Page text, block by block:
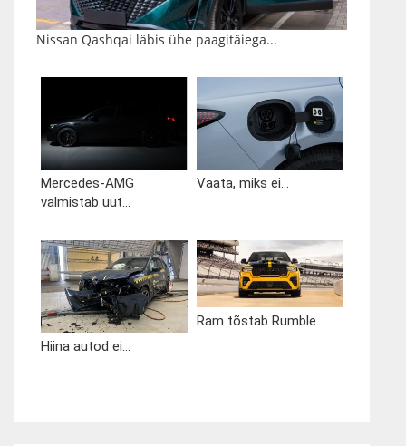
Nissan Qashqai läbis ühe paagitäiega...
Mercedes-AMG
valmistab uut...
Vaata, miks ei...
Hiina autod ei...
Ram tõstab Rumble...